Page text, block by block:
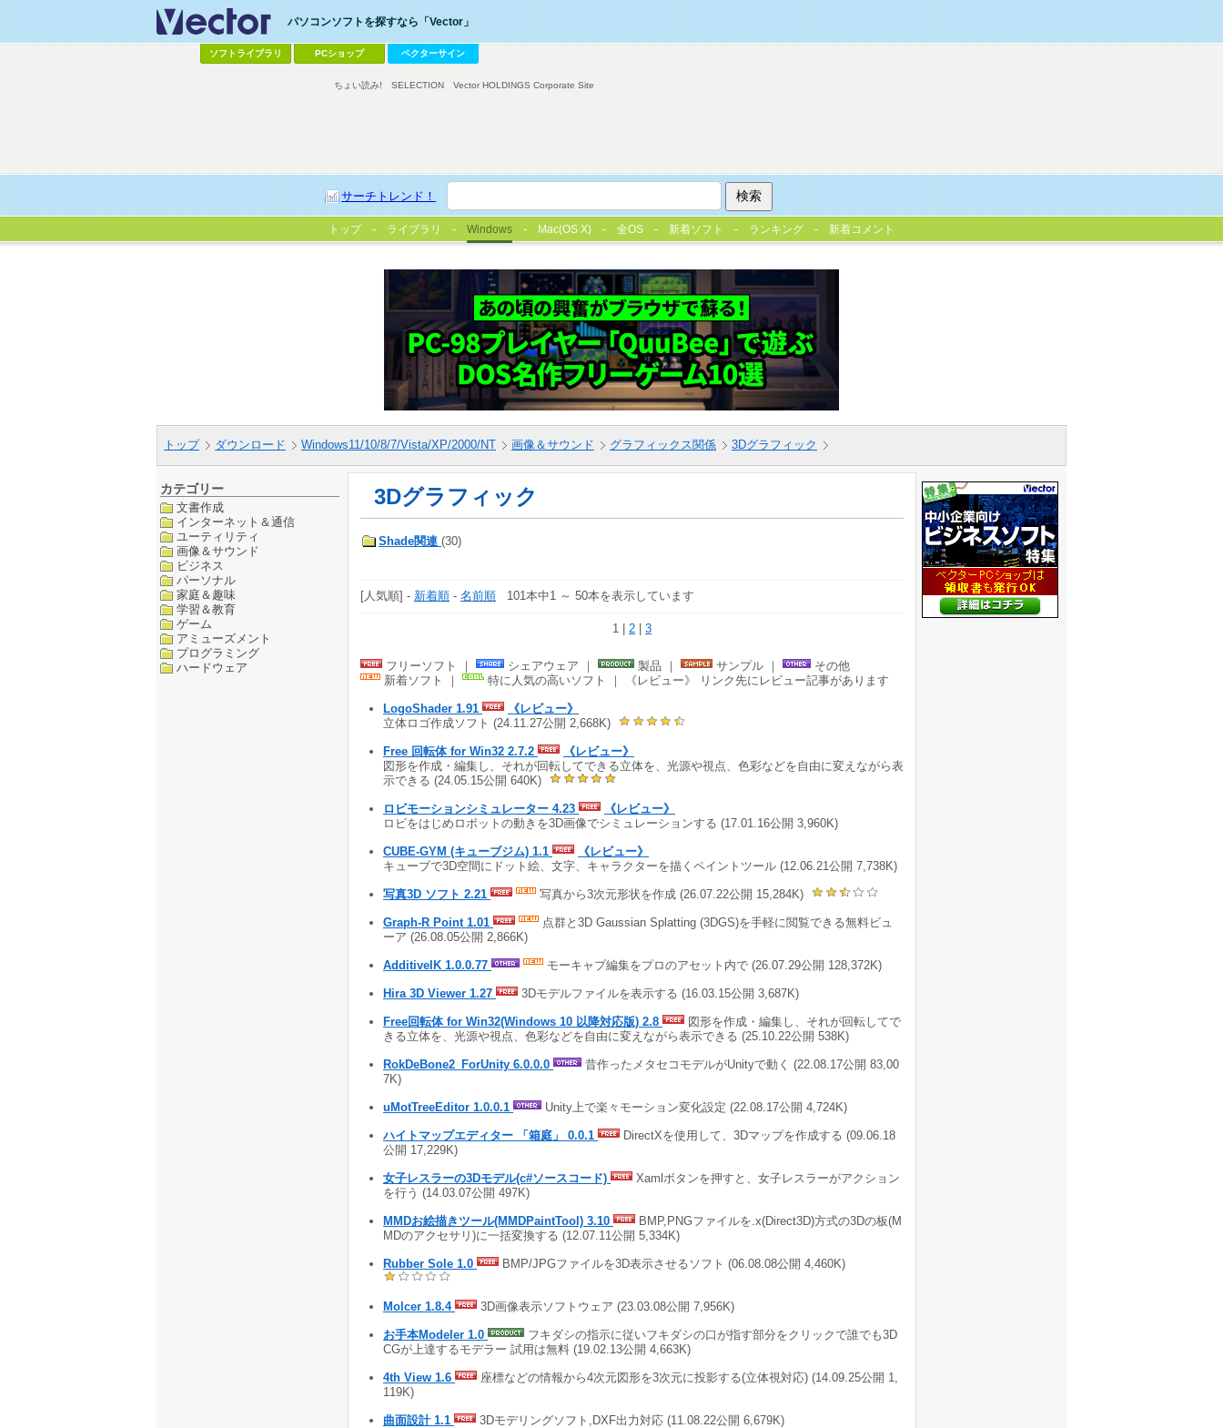
パソコンソフトを探すなら「Vector」
ソフトライブラリ PCショップ ベクターサイン
サーチトレンド！
ちょい読み! SELECTION Vector HOLDINGS Corporate Site
トップ ライブラリ Windows Mac(OS X) 全OS 新着ソフト ランキング 新着コメント
トップ ダウンロード Windows11/10/8/7/Vista/XP/2000/NT 画像＆サウンド グラフィックス関係 3Dグラフィック
カテゴリー
文書作成
インターネット＆通信
ユーティリティ
画像＆サウンド
ビジネス
パーソナル
家庭＆趣味
学習＆教育
ゲーム
アミューズメント
プログラミング
ハードウェア
3Dグラフィック
Shade関連 (30)
[人気順] - 新着順 - 名前順 101本中1 ～ 50本を表示しています
1 | 2 | 3
フリーソフト ｜ シェアウェア ｜ 製品 ｜ サンプル ｜
その他
新着ソフト ｜
特に人気の高いソフト ｜ 《レビュー》 リンク先にレビュー記事があります
LogoShader 1.91
《レビュー》
立体ロゴ作成ソフト (24.11.27公開 2,668K)
Free 回転体 for Win32 2.7.2
《レビュー》
図形を作成・編集し、それが回転してできる立体を、光源や視点、色彩などを自由に変えながら表
示できる (24.05.15公開 640K)
ロビモーションシミュレーター 4.23
《レビュー》
ロビをはじめロボットの動きを3D画像でシミュレーションする (17.01.16公開 3,960K)
CUBE-GYM (キューブジム) 1.1
《レビュー》
キューブで3D空間にドット絵、文字、キャラクターを描くペイントツール (12.06.21公開 7,738K)
写真3D ソフト 2.21 写真から3次元形状を作成 (26.07.22公開 15,284K)
Graph-R Point 1.01
点群と3D Gaussian Splatting (3DGS)を手軽に閲覧できる無料ビュ
ーア (26.08.05公開 2,866K)
AdditiveIK 1.0.0.77 モーキャプ編集をプロのアセット内で (26.07.29公開 128,372K)
Hira 3D Viewer 1.27 3Dモデルファイルを表示する (16.03.15公開 3,687K)
Free回転体 for Win32(Windows 10 以降対応版) 2.8
図形を作成・編集し、それが回転してで
きる立体を、光源や視点、色彩などを自由に変えながら表示できる (25.10.22公開 538K)
RokDeBone2_ForUnity 6.0.0.0
昔作ったメタセコモデルがUnityで動く (22.08.17公開 83,00
7K)
uMotTreeEditor 1.0.0.1 Unity上で楽々モーション変化設定 (22.08.17公開 4,724K)
ハイトマップエディター 「箱庭」 0.0.1
DirectXを使用して、3Dマップを作成する (09.06.18
公開 17,229K)
女子レスラーの3Dモデル(c#ソースコード)
Xamlボタンを押すと、女子レスラーがアクション
を行う (14.03.07公開 497K)
MMDお絵描きツール(MMDPaintTool) 3.10
BMP,PNGファイルを.x(Direct3D)方式の3Dの板(M
MDのアクセサリ)に一括変換する (12.07.11公開 5,334K)
Rubber Sole 1.0 BMP/JPGファイルを3D表示させるソフト (06.08.08公開 4,460K)
Molcer 1.8.4 3D画像表示ソフトウェア (23.03.08公開 7,956K)
お手本Modeler 1.0
フキダシの指示に従いフキダシの口が指す部分をクリックで誰でも3D
CGが上達するモデラー 試用は無料 (19.02.13公開 4,663K)
4th View 1.6
座標などの情報から4次元図形を3次元に投影する(立体視対応) (14.09.25公開 1,
119K)
曲面設計 1.1 3Dモデリングソフト,DXF出力対応 (11.08.22公開 6,679K)